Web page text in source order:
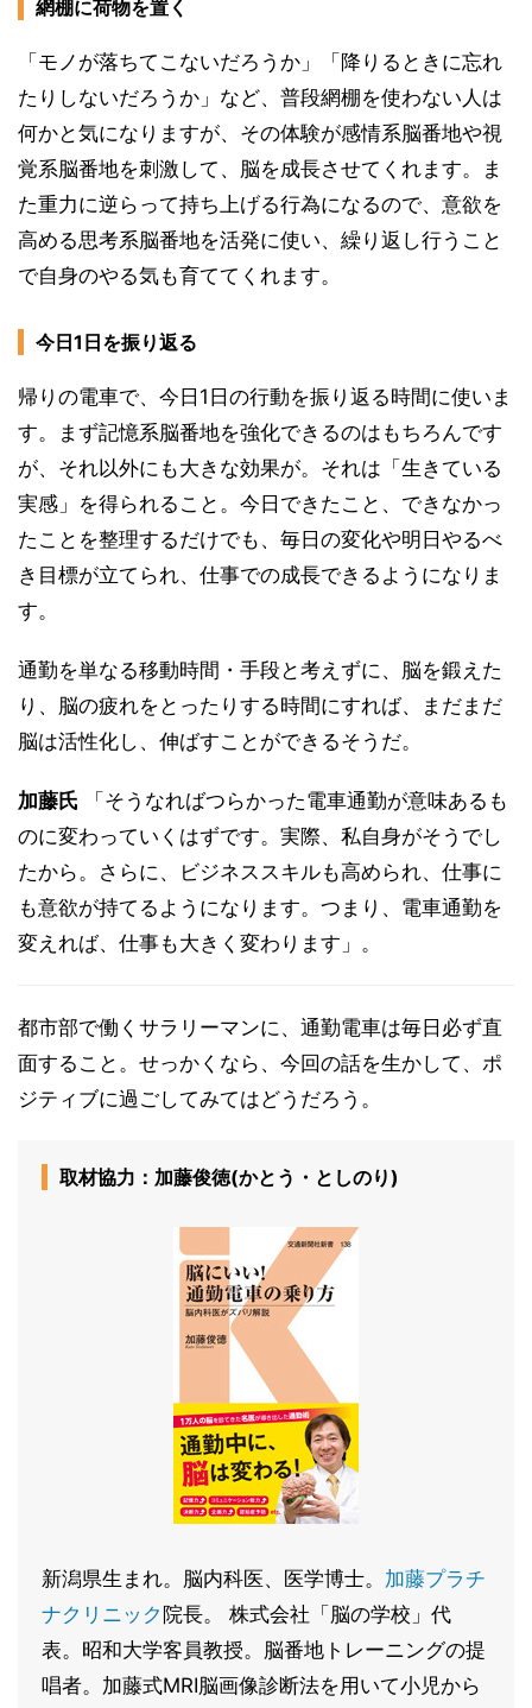
網棚に荷物を置く
「モノが落ちてこないだろうか」「降りるときに忘れ
たりしないだろうか」など、普段網棚を使わない人は
何かと気になりますが、その体験が感情系脳番地や視
覚系脳番地を刺激して、脳を成長させてくれます。ま
た重力に逆らって持ち上げる行為になるので、意欲を
高める思考系脳番地を活発に使い、繰り返し行うこと
で自身のやる気も育ててくれます。
今日1日を振り返る
帰りの電車で、今日1日の行動を振り返る時間に使いま
す。まず記憶系脳番地を強化できるのはもちろんです
が、それ以外にも大きな効果が。それは「生きている
実感」を得られること。今日できたこと、できなかっ
たことを整理するだけでも、毎日の変化や明日やるべ
き目標が立てられ、仕事での成長できるようになりま
す。
通勤を単なる移動時間・手段と考えずに、脳を鍛えた
り、脳の疲れをとったりする時間にすれば、まだまだ
脳は活性化し、伸ばすことができるそうだ。
加藤氏 「そうなればつらかった電車通勤が意味あるも
のに変わっていくはずです。実際、私自身がそうでし
たから。さらに、ビジネススキルも高められ、仕事に
も意欲が持てるようになります。つまり、電車通勤を
変えれば、仕事も大きく変わります」。
都市部で働くサラリーマンに、通勤電車は毎日必ず直
面すること。せっかくなら、今回の話を生かして、ポ
ジティブに過ごしてみてはどうだろう。
取材協力：加藤俊徳(かとう・としのり)
新潟県生まれ。脳内科医、医学博士。 加藤プラチ
ナクリニック 院長。 株式会社「脳の学校」代
表。昭和大学客員教授。脳番地トレーニングの提
唱者。加藤式MRI脳画像診断法を用いて小児から